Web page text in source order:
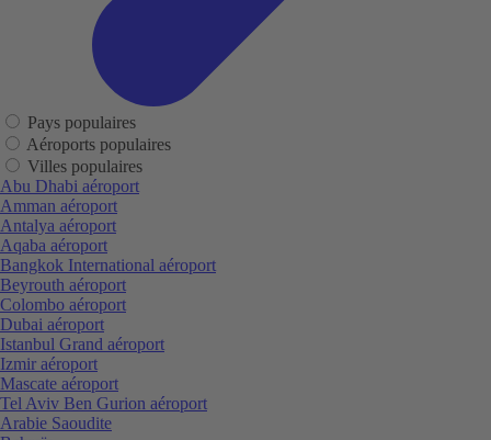
Pays populaires
Aéroports populaires
Villes populaires
Abu Dhabi aéroport
Amman aéroport
Antalya aéroport
Aqaba aéroport
Bangkok International aéroport
Beyrouth aéroport
Colombo aéroport
Dubai aéroport
Istanbul Grand aéroport
Izmir aéroport
Mascate aéroport
Tel Aviv Ben Gurion aéroport
Arabie Saoudite